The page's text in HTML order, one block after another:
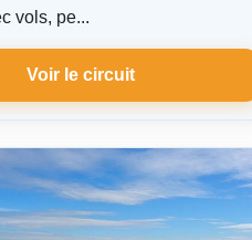
vols, pe...
Voir le circuit